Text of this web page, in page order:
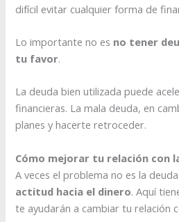
difícil evitar cualquier forma de
Lo importante no es no tener
tu favor.
La deuda bien utilizada puede
financieras. La mala deuda, en
planes y hacerte retroceder.
Cómo mejorar tu relación con
A veces el problema no es la
actitud hacia el dinero. Aquí
te ayudarán a cambiar tu relación